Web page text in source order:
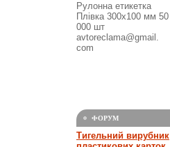
Рулонна етикетка
Плівка 300х100 мм 50
000 шт
avtoreclama@gmail.
com
ФОРУМ
Тигельний вирубник